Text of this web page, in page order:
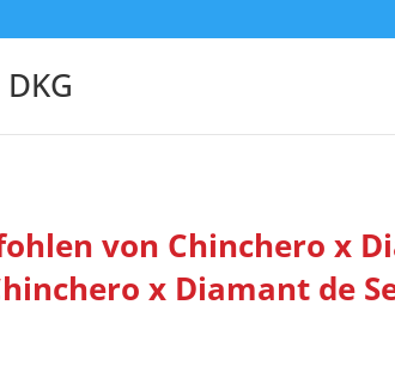
von Chinchero x
x Diamant de